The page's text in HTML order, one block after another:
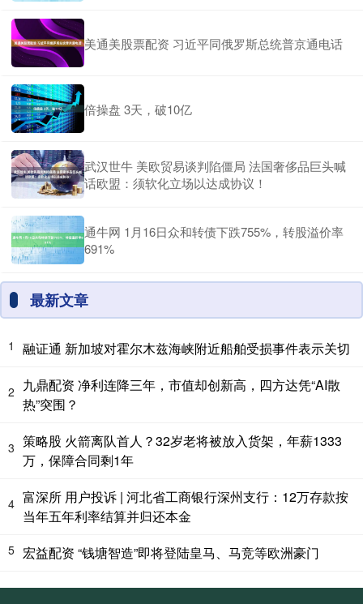
美通美股票配资 习近平同俄罗斯总统普京通电话
倍操盘 3天，破10亿
武汉世牛 美欧贸易谈判陷僵局 法国奢侈品巨头喊
话欧盟：须软化立场以达成协议！
通牛网 1月16日众和转债下跌755%，转股溢价率
691%
最新文章
1 融证通 新加坡对霍尔木兹海峡附近船舶受损事件表示关切
2 九鼎配资 净利连降三年，市值却创新高，四方达凭“AI散
热”突围？
3 策略股 火箭离队首人？32岁老将被放入货架，年薪1333
万，保障合同剩1年
4 富深所 用户投诉 | 河北省工商银行深州支行：12万存款按
当年五年利率结算并归还本金
5 宏益配资 “钱塘智造”即将登陆皇马、马竞等欧洲豪门